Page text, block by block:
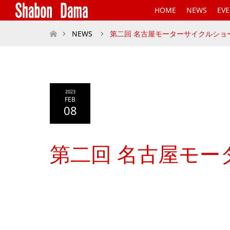
HOME NEWS
ホームNEWS 第二回 名古屋モーターサイクルシ
2023
FEB
08
第二回 名古屋モ